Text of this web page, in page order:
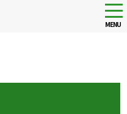
MENU